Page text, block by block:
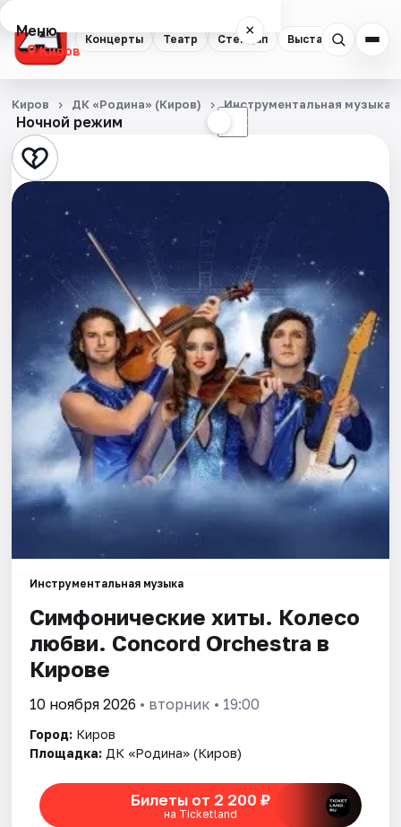
Концерты Театр Стендап Выставки
Меню ×
Киров
Концерты
Театр
Стендап
Выставки
Квесты
Экскурсии
Спорт
События
Города
Площадки
Артисты
Ночной режим ☾
Киров ДК «Родина» (Киров) Инструментальная музыка
Инструментальная музыка
Симфонические хиты. Колесо
любви. Concord Orchestra в
Кирове
10 ноября 2026 • вторник • 19:00
Город: Киров
Площадка: ДК «Родина» (Киров)
Билеты от 2 200 ₽
на Ticketland